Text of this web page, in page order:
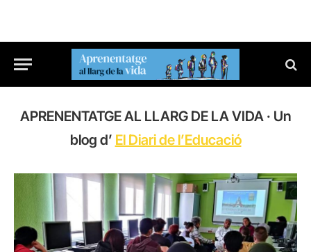
APRENENTATGE AL LLARG DE LA VIDA · Un
blog d’ El Diari de l’Educació